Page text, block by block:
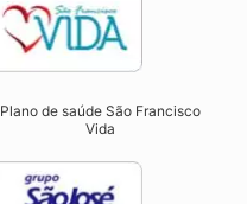
Plano de saúde São Francisco
Vida